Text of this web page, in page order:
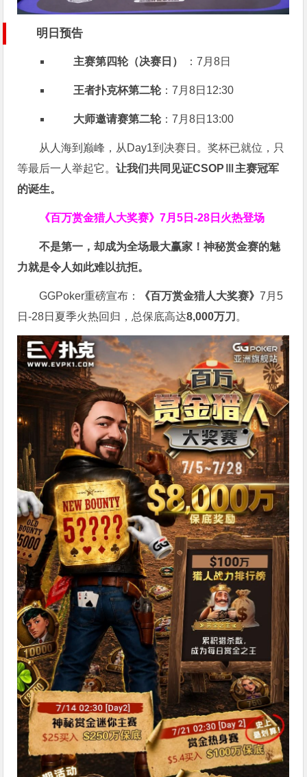
明日预告
主赛第四轮（决赛日） ：7月8日
王者扑克杯第二轮：7月8日12:30
大师邀请赛第二轮：7月8日13:00
从人海到巅峰，从Day1到决赛日。奖杯已就位，只
等最后一人举起它。让我们共同见证CSOPⅢ主赛冠军
的诞生。
《百万赏金猎人大奖赛》7月5日-28日火热登场
不是第一，却成为全场最大赢家！神秘赏金赛的魅
力就是令人如此难以抗拒。
GGPoker重磅宣布： 《百万赏金猎人大奖赛》7月5
日-28日夏季火热回归，总保底高达8,000万刀 。